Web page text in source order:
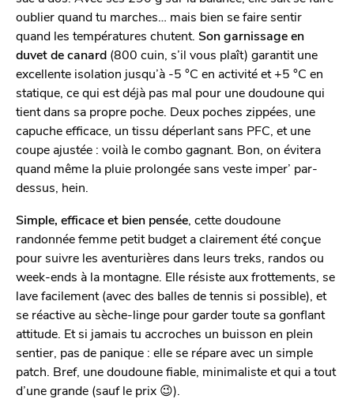
oublier quand tu marches… mais bien se faire sentir
quand les températures chutent. Son garnissage en
duvet de canard (800 cuin, s’il vous plaît) garantit une
excellente isolation jusqu’à -5 °C en activité et +5 °C en
statique, ce qui est déjà pas mal pour une doudoune qui
tient dans sa propre poche. Deux poches zippées, une
capuche efficace, un tissu déperlant sans PFC, et une
coupe ajustée : voilà le combo gagnant. Bon, on évitera
quand même la pluie prolongée sans veste imper’ par-
dessus, hein.
Simple, efficace et bien pensée , cette doudoune
randonnée femme petit budget a clairement été conçue
pour suivre les aventurières dans leurs treks, randos ou
week-ends à la montagne. Elle résiste aux frottements, se
lave facilement (avec des balles de tennis si possible), et
se réactive au sèche-linge pour garder toute sa gonflant
attitude. Et si jamais tu accroches un buisson en plein
sentier, pas de panique : elle se répare avec un simple
patch. Bref, une doudoune fiable, minimaliste et qui a tout
d’une grande (sauf le prix 😉).